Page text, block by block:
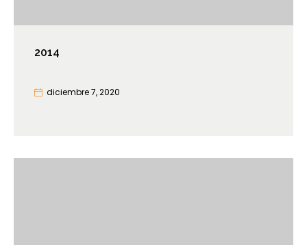
2014
diciembre 7, 2020